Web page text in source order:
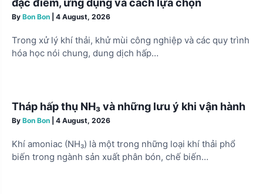
t
o
đặc điểm, ứng dụng và cách lựa chọn
By Bon Bon 4 August, 2026
Trong xử lý khí thải, khử mùi công nghiệp và các quy trình
hóa học nói chung, dung dịch hấp…
Tháp hấp thụ NH₃ và những lưu ý khi vận hành
By Bon Bon 4 August, 2026
Khí amoniac (NH₃) là một trong những loại khí thải phổ
biến trong ngành sản xuất phân bón, chế biến…